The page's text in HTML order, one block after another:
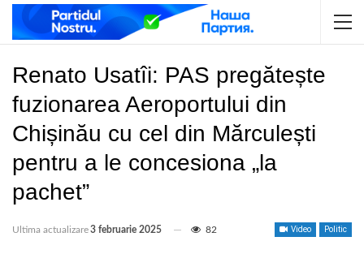
Renato Usatîi: PAS pregătește
fuzionarea Aeroportului din
Chișinău cu cel din Mărculești
pentru a le concesiona „la
pachet”
Video Politic
Ultima actualizare3 februarie 2025 82